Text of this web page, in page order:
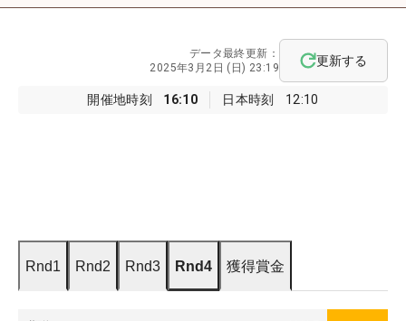
開催地時刻 16:10 日本時刻 12:10
データ最終更新：
2025年3月2日 (日) 23:19
更新する
Rnd1 Rnd2 Rnd3 Rnd4 獲得賞金